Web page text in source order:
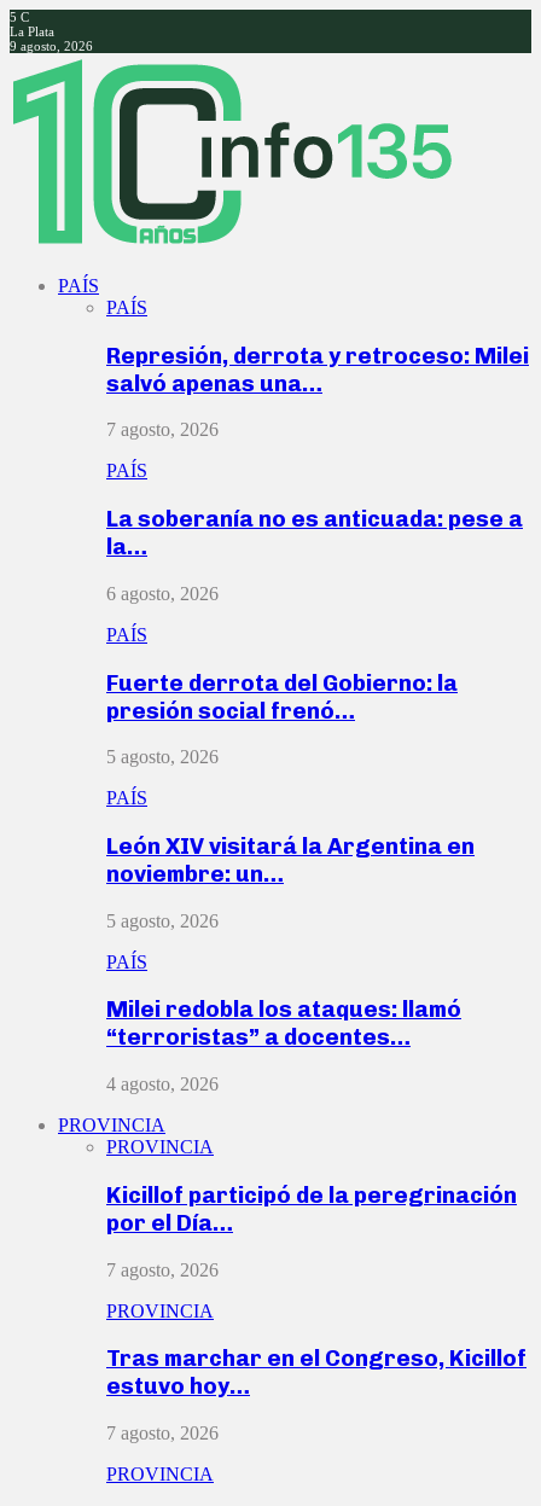
5 C
La Plata
9 agosto, 2026
Facebook
Twitter
Instagram
Youtube
PAÍS
PAÍS
Represión, derrota y retroceso: Milei
salvó apenas una…
7 agosto, 2026
PAÍS
La soberanía no es anticuada: pese a
la…
6 agosto, 2026
PAÍS
Fuerte derrota del Gobierno: la
presión social frenó…
5 agosto, 2026
PAÍS
León XIV visitará la Argentina en
noviembre: un…
5 agosto, 2026
PAÍS
Milei redobla los ataques: llamó
“terroristas” a docentes…
4 agosto, 2026
PROVINCIA
PROVINCIA
Kicillof participó de la peregrinación
por el Día…
7 agosto, 2026
PROVINCIA
Tras marchar en el Congreso, Kicillof
estuvo hoy…
7 agosto, 2026
PROVINCIA